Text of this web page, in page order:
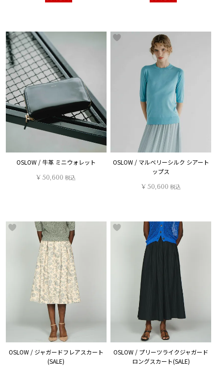
OSLOW / 牛革 ミニウォレット
¥ 50,600 税込
OSLOW / マルベリーシルク シアート
ップス
¥ 50,600 税込
OSLOW / ジャガードフレアスカート
(SALE)
OSLOW / プリーツライクジャガード
ロングスカート(SALE)